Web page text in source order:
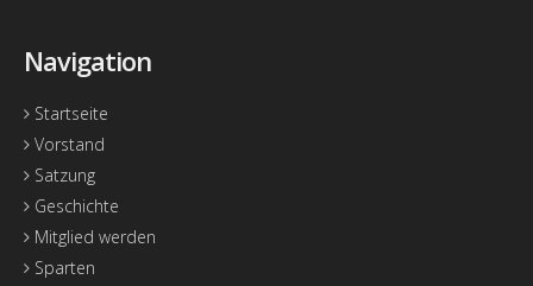
Navigation
Startseite
Vorstand
Satzung
Geschichte
Mitglied werden
Sparten